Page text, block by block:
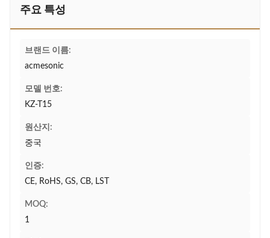
주요 특성
브랜드 이름:
acmesonic
모델 번호:
KZ-T15
원산지:
중국
인증:
CE, RoHS, GS, CB, LST
MOQ:
1